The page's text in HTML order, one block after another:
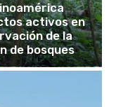
activos en
de la
de bosques